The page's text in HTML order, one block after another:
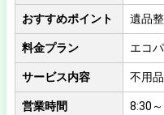
おすすめポイント 遺品
料金プラン エコ
サービス内容 不用
営業時間 8:30